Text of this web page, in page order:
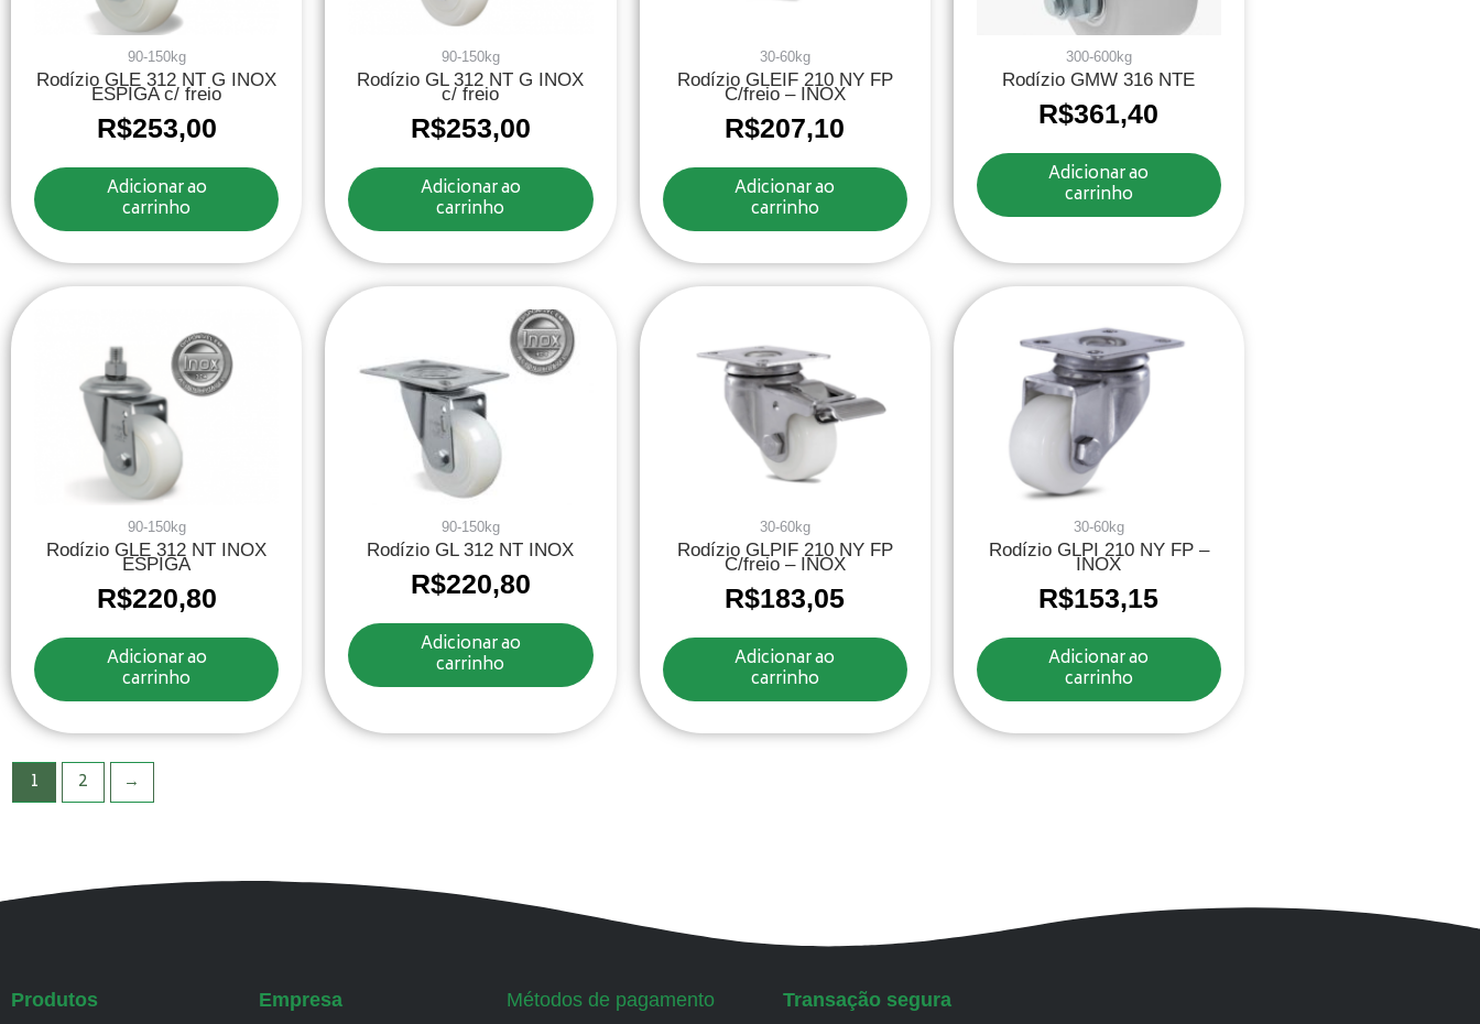
90-150kg
Rodízio GLE 312 NT G INOX
ESPIGA c/ freio
R$253,00
Adicionar ao
carrinho
90-150kg
Rodízio GL 312 NT G INOX
c/ freio
R$253,00
Adicionar ao
carrinho
30-60kg
Rodízio GLEIF 210 NY FP
C/freio – INOX
R$207,10
Adicionar ao
carrinho
300-600kg
Rodízio GMW 316 NTE
R$361,40
Adicionar ao
carrinho
90-150kg
Rodízio GLE 312 NT INOX
ESPIGA
R$220,80
Adicionar ao
carrinho
90-150kg
Rodízio GL 312 NT INOX
R$220,80
Adicionar ao
carrinho
30-60kg
Rodízio GLPIF 210 NY FP
C/freio – INOX
R$183,05
Adicionar ao
carrinho
30-60kg
Rodízio GLPI 210 NY FP –
INOX
R$153,15
Adicionar ao
carrinho
1 2 →
Produtos Empresa Métodos de pagamento Transação segura